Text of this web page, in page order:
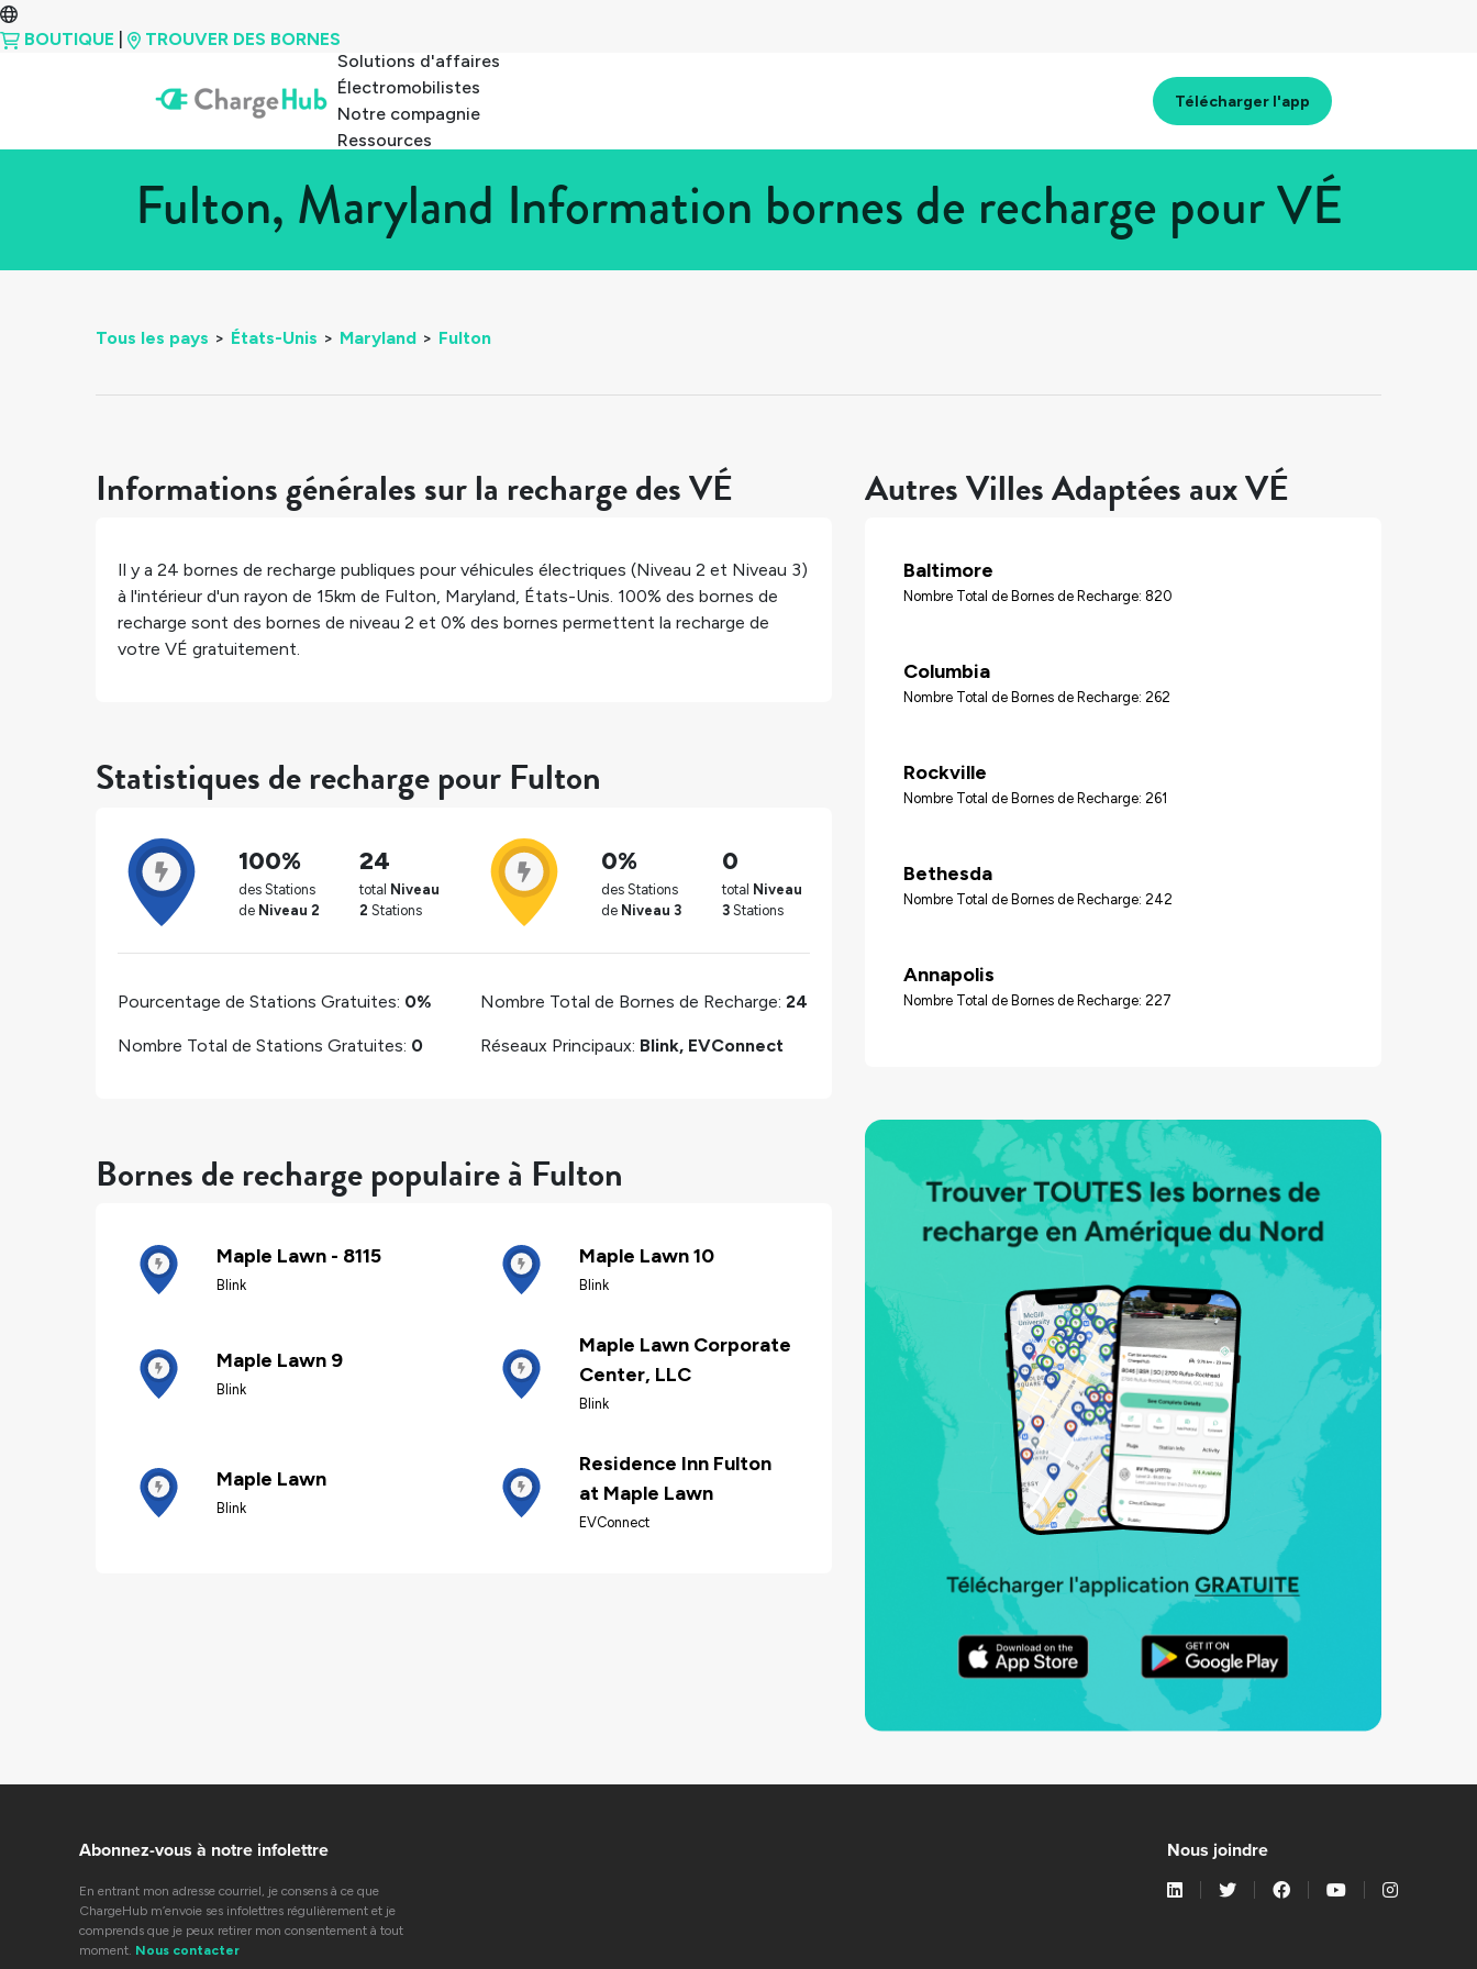
BOUTIQUE
TROUVER DES BORNES
Solutions d'affaires
Électromobilistes
Notre compagnie
Ressources
Télécharger l'app
Fulton, Maryland Information bornes de recharge pour VÉ
Tous les pays > États-Unis > Maryland > Fulton
Informations générales sur la recharge des VÉ
Il y a 24 bornes de recharge publiques pour véhicules électriques (Niveau 2 et Niveau 3)
à l'intérieur d'un rayon de 15km de Fulton, Maryland, États-Unis. 100% des bornes de
recharge sont des bornes de niveau 2 et 0% des bornes permettent la recharge de
votre VÉ gratuitement.
Statistiques de recharge pour Fulton
100%
des Stations
de Niveau 2
24
total Niveau
2 Stations
0%
des Stations
de Niveau 3
0
total Niveau
3 Stations
Pourcentage de Stations Gratuites: 0%
Nombre Total de Stations Gratuites: 0
Nombre Total de Bornes de Recharge: 24
Réseaux Principaux: Blink, EVConnect
Bornes de recharge populaire à Fulton
Maple Lawn - 8115
Blink
Maple Lawn 10
Blink
Maple Lawn 9
Blink
Maple Lawn Corporate
Center, LLC
Blink
Maple Lawn
Blink
Residence Inn Fulton
at Maple Lawn
EVConnect
Autres Villes Adaptées aux VÉ
Baltimore
Nombre Total de Bornes de Recharge: 820
Columbia
Nombre Total de Bornes de Recharge: 262
Rockville
Nombre Total de Bornes de Recharge: 261
Bethesda
Nombre Total de Bornes de Recharge: 242
Annapolis
Nombre Total de Bornes de Recharge: 227
Abonnez-vous à notre infolettre
En entrant mon adresse courriel, je consens à ce que
ChargeHub m’envoie ses infolettres régulièrement et je
comprends que je peux retirer mon consentement à tout
moment. Nous contacter
Nous joindre